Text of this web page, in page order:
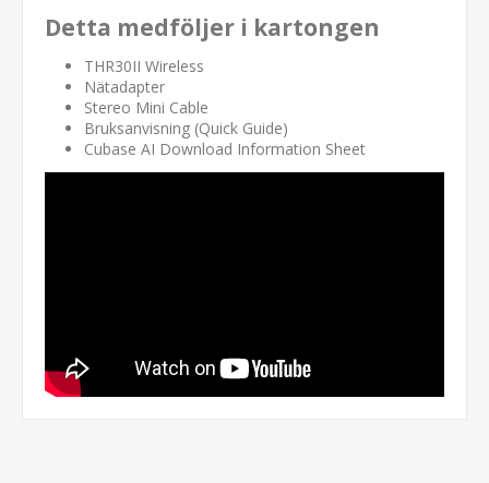
Detta medföljer i kartongen
THR30II Wireless
Nätadapter
Stereo Mini Cable
Bruksanvisning (Quick Guide)
Cubase AI Download Information Sheet